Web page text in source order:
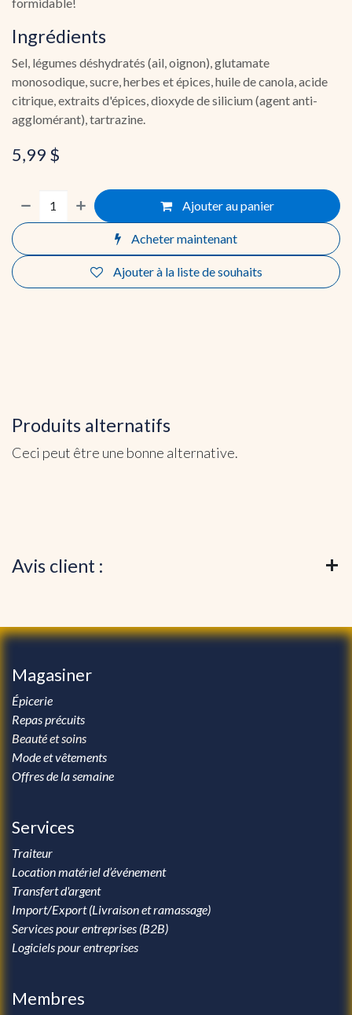
Ingrédients
Sel, légumes déshydratés (ail, oignon), glutamate
monosodique, sucre, herbes et épices, huile de canola, acide
citrique, extraits d'épices, dioxyde de silicium (agent anti-
agglomérant), tartrazine.
5,99 $
Ajouter au panier
Acheter maintenant
Ajouter à la liste de souhaits
Produits alternatifs
Ceci peut être une bonne alternative.
Avis client :
Magasiner
Épicerie
Repas précuits
Beauté et soins
Mode et vêtements
Offres de la semaine
Services
Traiteur
Location matériel d’événement
Transfert d'argent
Import/Export (Livraison et ramassage)
Services pour entreprises (B2B)
Logiciels pour entreprises
Membres